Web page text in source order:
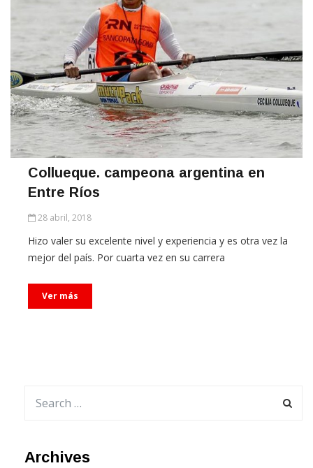
Collueque. campeona argentina en
Entre Ríos
Hizo valer su excelente nivel y experiencia y es otra vez la
mejor del país. Por cuarta vez en su carrera